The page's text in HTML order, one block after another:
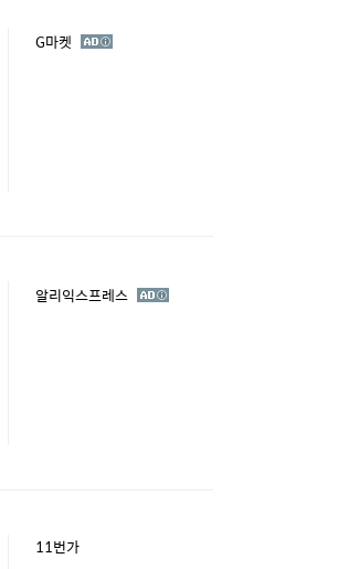
G마켓 광
알리익스프레스 광
11번가